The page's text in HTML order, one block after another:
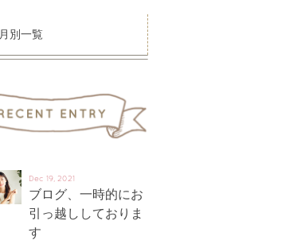
月別一覧
Dec 19, 2021
ブログ、一時的にお
引っ越ししておりま
す